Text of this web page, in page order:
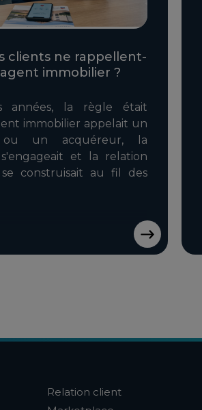
clients ne rappellent-
immobilier ?
années, la règle était
immobilier appelait un
ou un acquéreur, la
et la relation
se construisait au fil des
Relation client